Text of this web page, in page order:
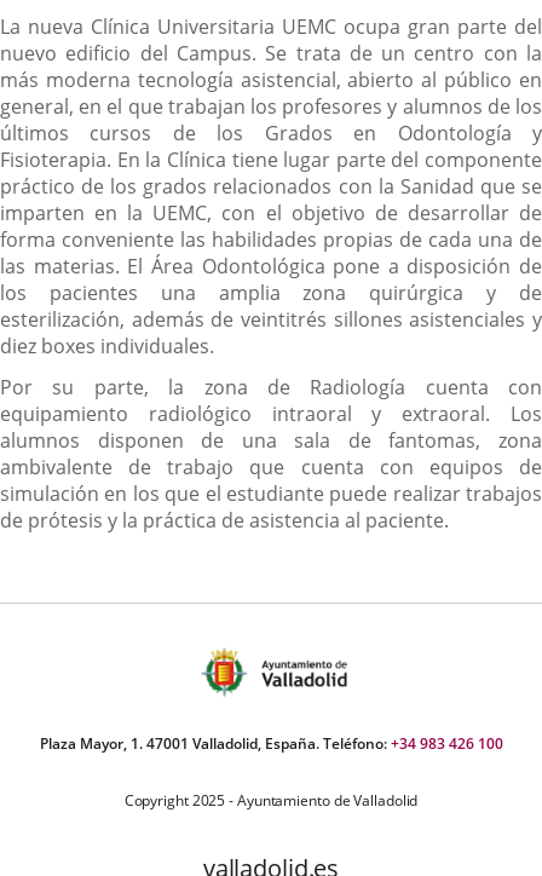
La nueva Clínica Universitaria UEMC ocupa gran parte del
nuevo edificio del Campus. Se trata de un centro con la
más moderna tecnología asistencial, abierto al público en
general, en el que trabajan los profesores y alumnos de los
últimos cursos de los Grados en Odontología y
Fisioterapia. En la Clínica tiene lugar parte del componente
práctico de los grados relacionados con la Sanidad que se
imparten en la UEMC, con el objetivo de desarrollar de
forma conveniente las habilidades propias de cada una de
las materias. El Área Odontológica pone a disposición de
los pacientes una amplia zona quirúrgica y de
esterilización, además de veintitrés sillones asistenciales y
diez boxes individuales.
Por su parte, la zona de Radiología cuenta con
equipamiento radiológico intraoral y extraoral. Los
alumnos disponen de una sala de fantomas, zona
ambivalente de trabajo que cuenta con equipos de
simulación en los que el estudiante puede realizar trabajos
de prótesis y la práctica de asistencia al paciente.
Plaza Mayor, 1. 47001 Valladolid, España. Teléfono:+34 983 426 100
Copyright 2025 - Ayuntamiento de Valladolid
valladolid.es